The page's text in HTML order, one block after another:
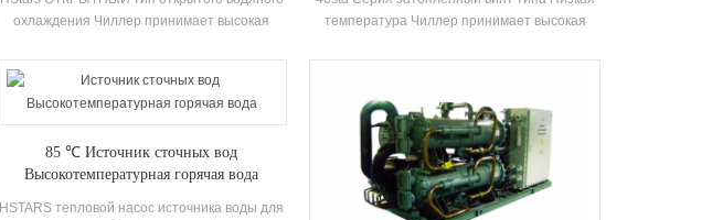
охлаждения Чиллер принимает высокая
электронные компоненты, оснащенные
отличным охлаждающим конденсатором и
испаритель
температура Чиллер принимает высокая
саморазвивающийся иизготовлено высокая
испарителя, R22 и R134A хладагент.
Восстановление тепла можно настроить на
основе термических клиентов. Устройство
имеет 39 стандартных Технические
характеристики.
85 ℃ Источник сточных вод
Высокотемпературная горячая вода
HSTARS тепловой насос источника воды для